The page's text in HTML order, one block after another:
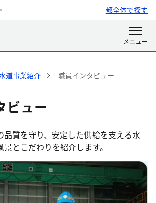
都全体で探す
道事業紹介 職員インタビュー
ビュー
品質を守り、安定した供給を支える水
とこだわりを紹介します。